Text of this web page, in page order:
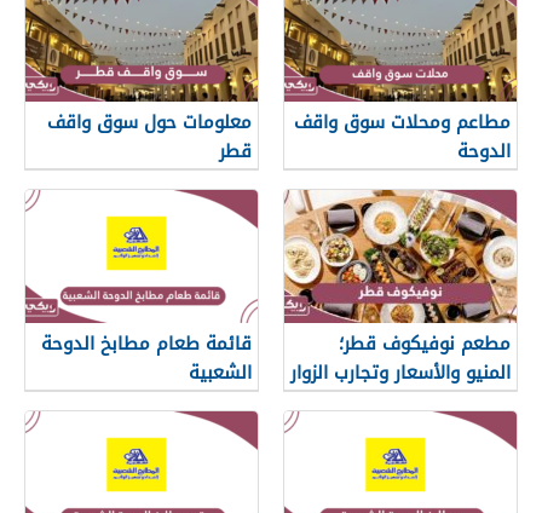
مطاعم ومحلات سوق واقف
الدوحة
معلومات حول سوق واقف
قطر
مطعم نوفيكوف قطر؛
المنيو والأسعار وتجارب الزوار
قائمة طعام مطابخ الدوحة
الشعبية